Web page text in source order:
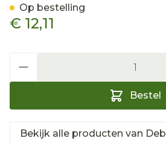
€ 12,11
Bestel
Op bestelling
Bekijk alle producten van